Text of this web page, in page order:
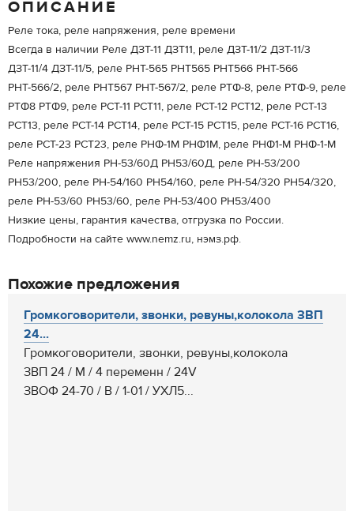
ОПИСАНИЕ
Реле тока, реле напряжения, реле времени
Всегда в наличии Реле ДЗТ-11 ДЗТ11, реле ДЗТ-11/2 ДЗТ-11/3
ДЗТ-11/4 ДЗТ-11/5, реле РНТ-565 РНТ565 РНТ566 РНТ-566
РНТ-566/2, реле РНТ567 РНТ-567/2, реле РТФ-8, реле РТФ-9, реле
РТФ8 РТФ9, реле РСТ-11 РСТ11, реле РСТ-12 РСТ12, реле РСТ-13
РСТ13, реле РСТ-14 РСТ14, реле РСТ-15 РСТ15, реле РСТ-16 РСТ16,
реле РСТ-23 РСТ23, реле РНФ-1М РНФ1М, реле РНФ1-М РНФ-1-М
Реле напряжения РН-53/60Д РН53/60Д, реле РН-53/200
РН53/200, реле РН-54/160 РН54/160, реле РН-54/320 РН54/320,
реле РН-53/60 РН53/60, реле РН-53/400 РН53/400
Низкие цены, гарантия качества, отгрузка по России.
Подробности на сайте www.nemz.ru, нэмз.рф.
Похожие предложения
Громкоговорители, звонки, ревуны,колокола ЗВП
24...
Громкоговорители, звонки, ревуны,колокола
ЗВП 24 / М / 4 переменн / 24V
ЗВОФ 24-70 / В / 1-01 / УХЛ5...